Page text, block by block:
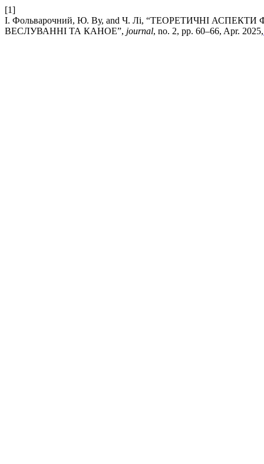
[1]
І. Фольварочний, Ю. Ву, and Ч. Лі, “ТЕОРЕТИЧНІ
ВЕСЛУВАННІ ТА КАНОЕ”, journal, no. 2, pp. 60–66, Apr. 2025,